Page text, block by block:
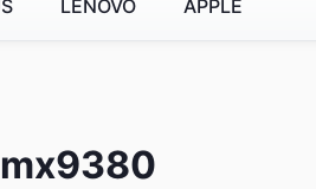
LENOVO APPLE